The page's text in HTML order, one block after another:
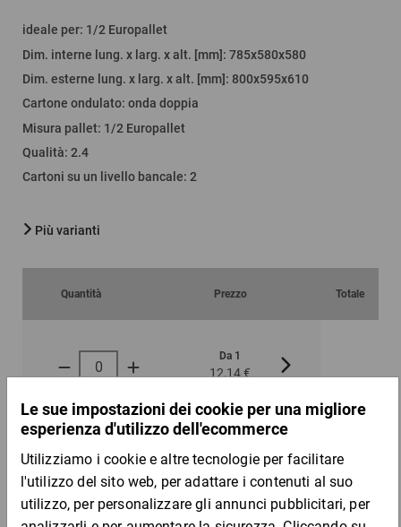
ideale per: 1/2 Europallet
Dim. interne lung. x larg. x alt. [mm]: 785x580x580
Dim. esterne lung. x larg. x alt. [mm] : 800x595x610
Cartone ondulato: onda doppia
Misura pallet: 1/2 Europallet
Qualità: 2.4
Cartoni su un livello bancale: 2
Più varianti
Quantità Prezzo Totale
Da 1
12,14 €